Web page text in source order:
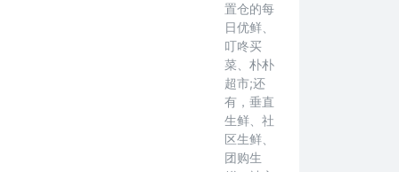
置仓的每
日优鲜、
叮咚买
菜、朴朴
超市;还
有，垂直
生鲜、社
区生鲜、
团购生